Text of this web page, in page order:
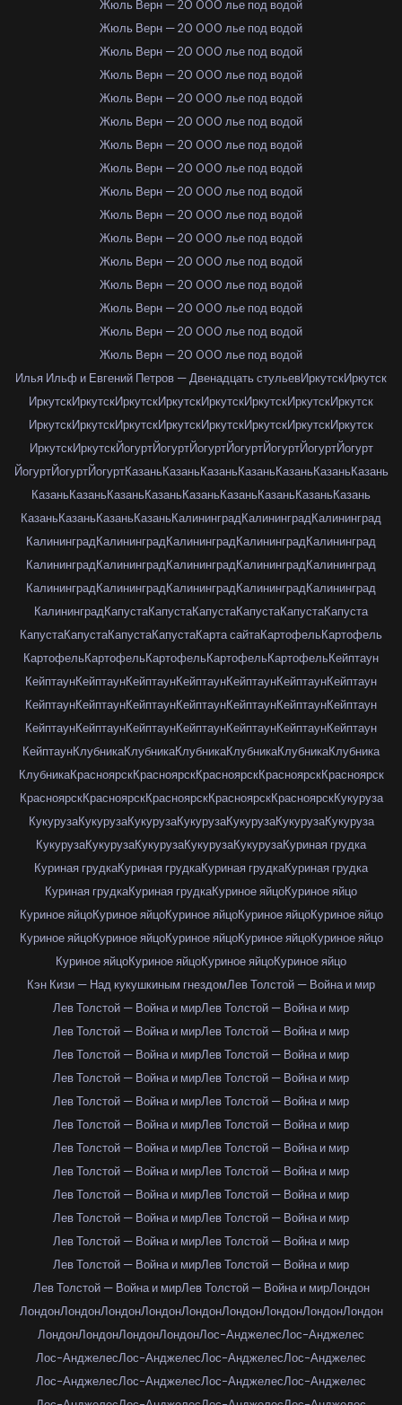
Жюль Верн — 20 000 лье под водой
Жюль Верн — 20 000 лье под водой
Жюль Верн — 20 000 лье под водой
Жюль Верн — 20 000 лье под водой
Жюль Верн — 20 000 лье под водой
Жюль Верн — 20 000 лье под водой
Жюль Верн — 20 000 лье под водой
Жюль Верн — 20 000 лье под водой
Жюль Верн — 20 000 лье под водой
Жюль Верн — 20 000 лье под водой
Жюль Верн — 20 000 лье под водой
Жюль Верн — 20 000 лье под водой
Жюль Верн — 20 000 лье под водой
Жюль Верн — 20 000 лье под водой
Жюль Верн — 20 000 лье под водой
Жюль Верн — 20 000 лье под водой
Илья Ильф и Евгений Петров — Двенадцать стульевИркутскИркутск
ИркутскИркутскИркутскИркутскИркутскИркутскИркутскИркутск
ИркутскИркутскИркутскИркутскИркутскИркутскИркутскИркутск
ИркутскИркутскЙогуртЙогуртЙогуртЙогуртЙогуртЙогуртЙогурт
ЙогуртЙогуртЙогуртКазаньКазаньКазаньКазаньКазаньКазаньКазань
КазаньКазаньКазаньКазаньКазаньКазаньКазаньКазаньКазань
КазаньКазаньКазаньКазаньКалининградКалининградКалининград
КалининградКалининградКалининградКалининградКалининград
КалининградКалининградКалининградКалининградКалининград
КалининградКалининградКалининградКалининградКалининград
КалининградКапустаКапустаКапустаКапустаКапустаКапуста
КапустаКапустаКапустаКапустаКарта сайтаКартофельКартофель
КартофельКартофельКартофельКартофельКартофельКейптаун
КейптаунКейптаунКейптаунКейптаунКейптаунКейптаунКейптаун
КейптаунКейптаунКейптаунКейптаунКейптаунКейптаунКейптаун
КейптаунКейптаунКейптаунКейптаунКейптаунКейптаунКейптаун
КейптаунКлубникаКлубникаКлубникаКлубникаКлубникаКлубника
КлубникаКрасноярскКрасноярскКрасноярскКрасноярскКрасноярск
КрасноярскКрасноярскКрасноярскКрасноярскКрасноярскКукуруза
КукурузаКукурузаКукурузаКукурузаКукурузаКукурузаКукуруза
КукурузаКукурузаКукурузаКукурузаКукурузаКуриная грудка
Куриная грудкаКуриная грудкаКуриная грудкаКуриная грудка
Куриная грудкаКуриная грудкаКуриное яйцоКуриное яйцо
Куриное яйцоКуриное яйцоКуриное яйцоКуриное яйцоКуриное яйцо
Куриное яйцоКуриное яйцоКуриное яйцоКуриное яйцоКуриное яйцо
Куриное яйцоКуриное яйцоКуриное яйцоКуриное яйцо
Кэн Кизи — Над кукушкиным гнездомЛев Толстой — Война и мир
Лев Толстой — Война и мирЛев Толстой — Война и мир
Лев Толстой — Война и мирЛев Толстой — Война и мир
Лев Толстой — Война и мирЛев Толстой — Война и мир
Лев Толстой — Война и мирЛев Толстой — Война и мир
Лев Толстой — Война и мирЛев Толстой — Война и мир
Лев Толстой — Война и мирЛев Толстой — Война и мир
Лев Толстой — Война и мирЛев Толстой — Война и мир
Лев Толстой — Война и мирЛев Толстой — Война и мир
Лев Толстой — Война и мирЛев Толстой — Война и мир
Лев Толстой — Война и мирЛев Толстой — Война и мир
Лев Толстой — Война и мирЛев Толстой — Война и мир
Лев Толстой — Война и мирЛев Толстой — Война и мир
Лев Толстой — Война и мирЛев Толстой — Война и мирЛондон
ЛондонЛондонЛондонЛондонЛондонЛондонЛондонЛондонЛондон
ЛондонЛондонЛондонЛондонЛос-АнджелесЛос-Анджелес
Лос-АнджелесЛос-АнджелесЛос-АнджелесЛос-Анджелес
Лос-АнджелесЛос-АнджелесЛос-АнджелесЛос-Анджелес